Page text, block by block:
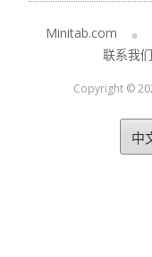
Minitab.com
联系我们
Copyright ©